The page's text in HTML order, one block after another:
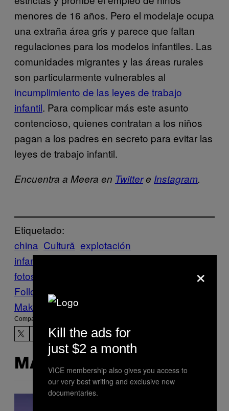
menores de 16 años. Pero el modelaje ocupa
una extraña área gris y parece que faltan
regulaciones para los modelos infantiles. Las
comunidades migrantes y las áreas rurales
son particularmente vulnerables al
incumplimiento de las leyes de trabajo
infantil. Para complicar más este asunto
contencioso, quienes contratan a los niños
pagan a los padres en secreto para evitar las
leyes de trabajo infantil.
Encuentra a Meera en Twittere Instagram.
Etiquetado:
china Cultură explotación
infantil
fotos
Follow Us On Discover
Make Us Preferred In Top Stories
Compartir:
MÁS DE LO MISMO
×
Kill the ads for
just $2 a month
VICE membership also gives you access to
our very best writing and exclusive new
documentaries.